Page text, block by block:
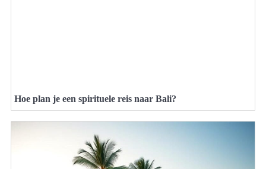
Hoe plan je een spirituele reis naar Bali?